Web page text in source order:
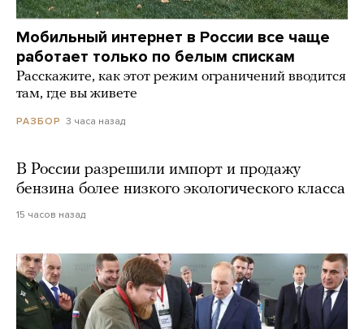
Мобильный интернет в России все чаще
работает только по белым спискам
Расскажите, как этот режим ограничений вводится
там, где вы живете
РАЗБОР 3 часа назад
В России разрешили импорт и продажу
бензина более низкого экологического класса
15 часов назад